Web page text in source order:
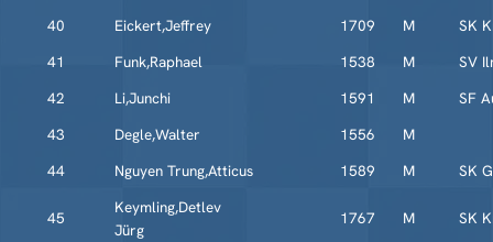
40
Eickert,Jeffrey 1709 M
SK
41
Funk,Raphael 1538 M
SV
42
Li,Junchi 1591 M
SF
43
Degle,Walter 1556
M
44
Nguyen Trung,Atticus 1589 M SK
45
Keymling,Detlev
Jürg
1767 M SK